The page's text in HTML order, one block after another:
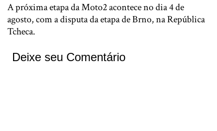
A próxima etapa da Moto2 acontece no dia 4 de
agosto, com a disputa da etapa de Brno, na República
Tcheca.
Deixe seu Comentário